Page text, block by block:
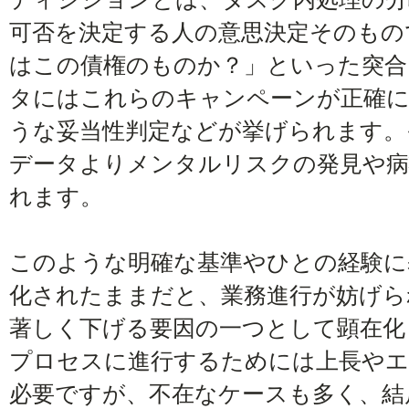
可否を決定する人の意思決定そのも
はこの債権のものか？」といった突
タにはこれらのキャンペーンが正確
うな妥当性判定などが挙げられます
データよりメンタルリスクの発見や
れます。
このような明確な基準やひとの経験
化されたままだと、業務進行が妨げ
著しく下げる要因の一つとして顕在
プロセスに進行するためには上長や
必要ですが、不在なケースも多く、